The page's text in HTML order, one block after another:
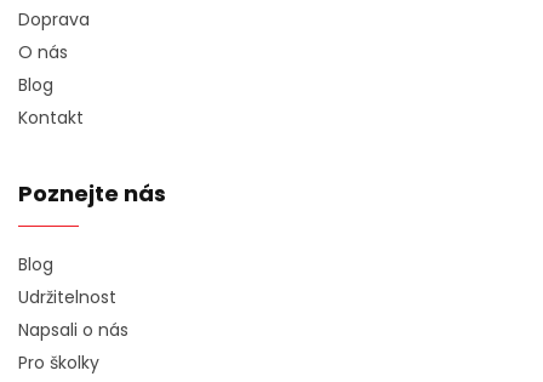
Doprava
O nás
Blog
Kontakt
Poznejte nás
Blog
Udržitelnost
Napsali o nás
Pro školky